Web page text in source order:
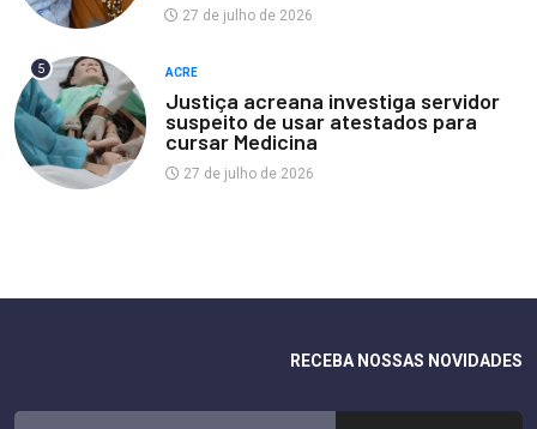
27 de julho de 2026
5 ACRE
Justiça acreana investiga servidor
suspeito de usar atestados para
cursar Medicina
27 de julho de 2026
RECEBA NOSSAS NOVIDADES